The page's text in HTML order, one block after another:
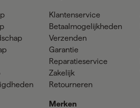
Klantenservice
Betaalmogelijkheden
Verzenden
Garantie
Reparatieservice
Zakelijk
Retourneren
Merken